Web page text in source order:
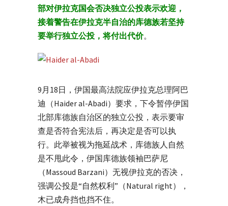
部对伊拉克国会否决独立公投表示欢迎，
接着警告在伊拉克半自治的库德族若坚持
要举行独立公投，将付出代价。
9月18日，伊国最高法院应伊拉克总理阿巴
迪（Haider al-Abadi）要求，下令暂停伊国
北部库德族自治区的独立公投，表示要审
查是否符合宪法后，再决定是否可以执
行。此举被视为拖延战术，库德族人自然
是不甩此令，伊国库德族领袖巴萨尼
（Massoud Barzani）无视伊拉克的否决，
强调公投是“自然权利”（Natural right），
木已成舟挡也挡不住。